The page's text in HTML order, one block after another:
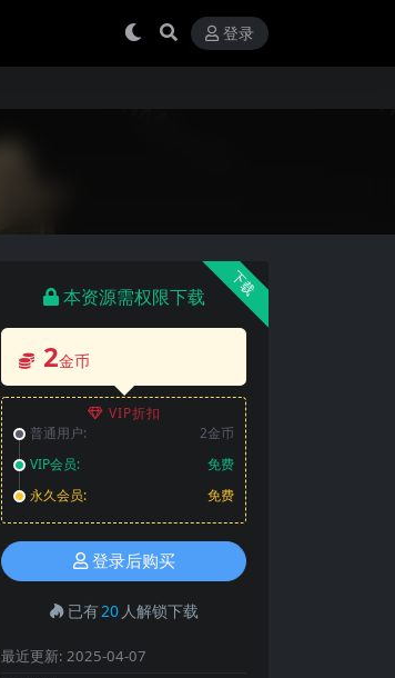
登录
下载
本资源需权限下载
2金币
VIP折扣
普通用户:
2金币
VIP会员:
免费
永久会员:
免费
登录后购买
已有20 人解锁下载
最近更新: 2025-04-07